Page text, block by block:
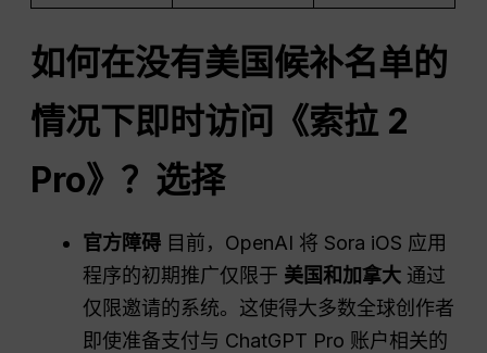
如何在没有美国候补名单的
情况下即时访问《索拉 2
Pro》？选择
官方障碍 目前，OpenAI 将 Sora iOS 应用
程序的初期推广仅限于 美国和加拿大 通过
仅限邀请的系统。这使得大多数全球创作者
即使准备支付与 ChatGPT Pro 账户相关的